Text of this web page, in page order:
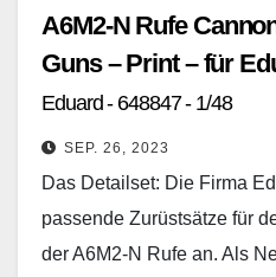
A6M2-N Rufe
Guns – Print – für
Eduard - 648847 - 1/48
SEP. 26, 2023
Das Detailset: Die Firma
passende Zurüstsätze für
der A6M2-N Rufe an. Als